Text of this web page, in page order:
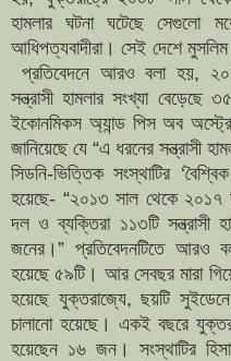
হামলার ঘটনা ঘটেছে সেগুলো
আধিপত্যবাদীরা। সেই দেশে
প্রতিবেদনে আরও বলা হয়,
সন্ত্রাসী হামলার সংখ্যা
ইকোনমিকস অ্যান্ড পিস অব
জানিয়েছে যে “এ ধরনের সন্ত্রাসী
সিডনি-ভিত্তিক সংস্থাটির
হয়েছে- “২০১৩ সাল থেকে ২০১৭
দল ও ব্যক্তিরা ১১৩টি সন্ত্রাসী
জনের।” প্রতিবেদনটিতে আরও
হয়েছে ৫৯টি। আর সেবছর মারা
হয়েছে যুক্তরাজ্যে, ছয়টি
চালানো হয়েছে। একই বছরে
হয়েছেন ১৬ জন। সংস্থাটির